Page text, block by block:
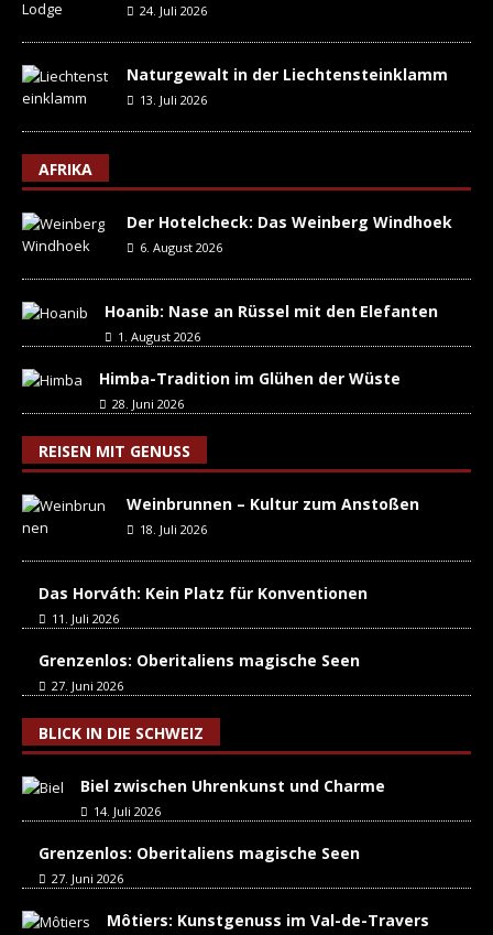
24. Juli 2026
Naturgewalt in der Liechtensteinklamm
13. Juli 2026
AFRIKA
Der Hotelcheck: Das Weinberg Windhoek
6. August 2026
Hoanib: Nase an Rüssel mit den Elefanten
1. August 2026
Himba-Tradition im Glühen der Wüste
28. Juni 2026
REISEN MIT GENUSS
Weinbrunnen – Kultur zum Anstoßen
18. Juli 2026
Das Horváth: Kein Platz für Konventionen
11. Juli 2026
Grenzenlos: Oberitaliens magische Seen
27. Juni 2026
BLICK IN DIE SCHWEIZ
Biel zwischen Uhrenkunst und Charme
14. Juli 2026
Grenzenlos: Oberitaliens magische Seen
27. Juni 2026
Môtiers: Kunstgenuss im Val-de-Travers